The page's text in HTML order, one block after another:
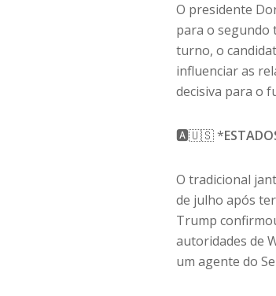
O presidente
para o segundo
turno, o
influenciar as
decisiva para o
🅰️🇺🇸 *
O tradicional
de julho após
Trump
autoridades de
um agente do